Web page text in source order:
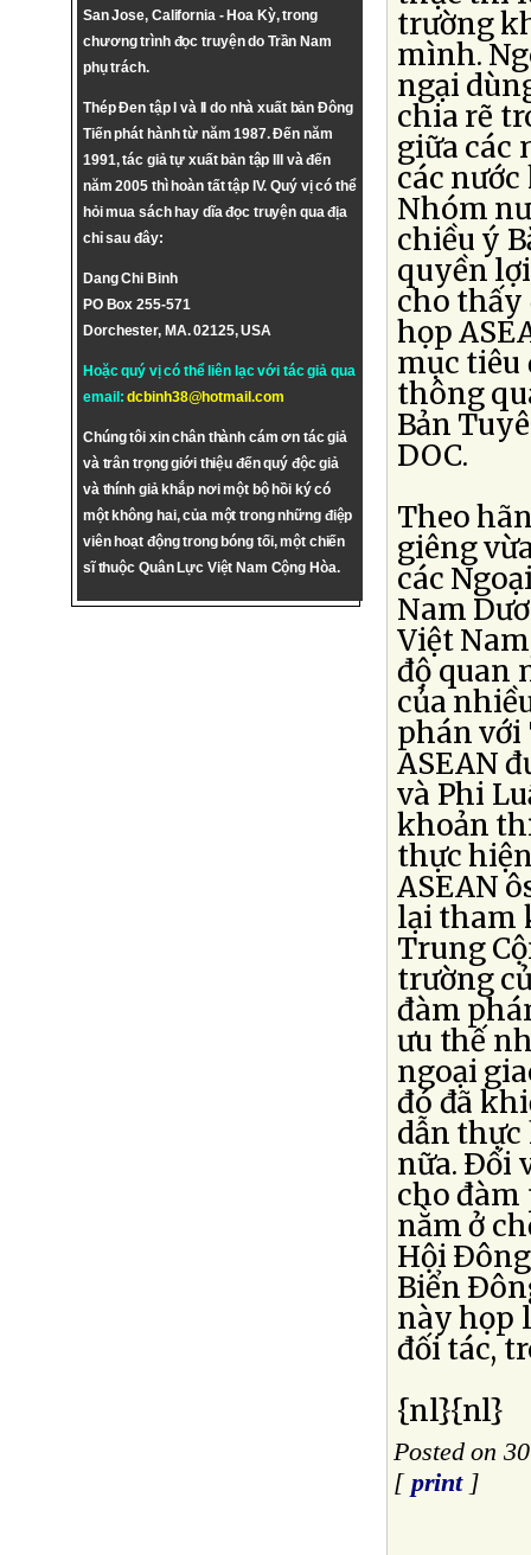
San Jose, California - Hoa Kỳ, trong
chương trình đọc truyện do Trần Nam
phụ trách.
Thép Đen tập I và II do nhà xuất bản Đông
Tiến phát hành từ năm 1987. Đến năm
1991, tác giả tự xuất bản tập III và đến
năm 2005 thì hoàn tất tập IV. Quý vị có thể
hỏi mua sách hay dĩa đọc truyện qua địa
chỉ sau đây:
Dang Chi Binh
PO Box 255-571
Dorchester, MA. 02125, USA
Hoặc quý vị có thể liên lạc với tác giả qua
email:dcbinh38@hotmail.com
Chúng tôi xin chân thành cám ơn tác giả
và trân trọng giới thiệu đến quý độc giả
và thính giả khắp nơi một bộ hồi ký có
một không hai, của một trong những điệp
viên hoạt động trong bóng tối, một chiến
sĩ thuộc Quân Lực Việt Nam Cộng Hòa.
trường
mình.
ngại
chia rẽ
giữa các
các
Nhóm
chiều ý
quyền
cho thấy
họp
mục tiêu
thông
Bản
DOC.
Theo
giêng
các
Nam
Việt
độ quan
của
phán với
ASEAN
và Phi
khoản
thực
ASEAN
lại tham
Trung
trường
đàm
ưu thế
ngoại
đó đã
dẫn thực
nữa. Ðối
cho đàm
nằm ở
Hội
Biển
này họp
đối tác,
{nl}{nl}
Posted on
[ print]